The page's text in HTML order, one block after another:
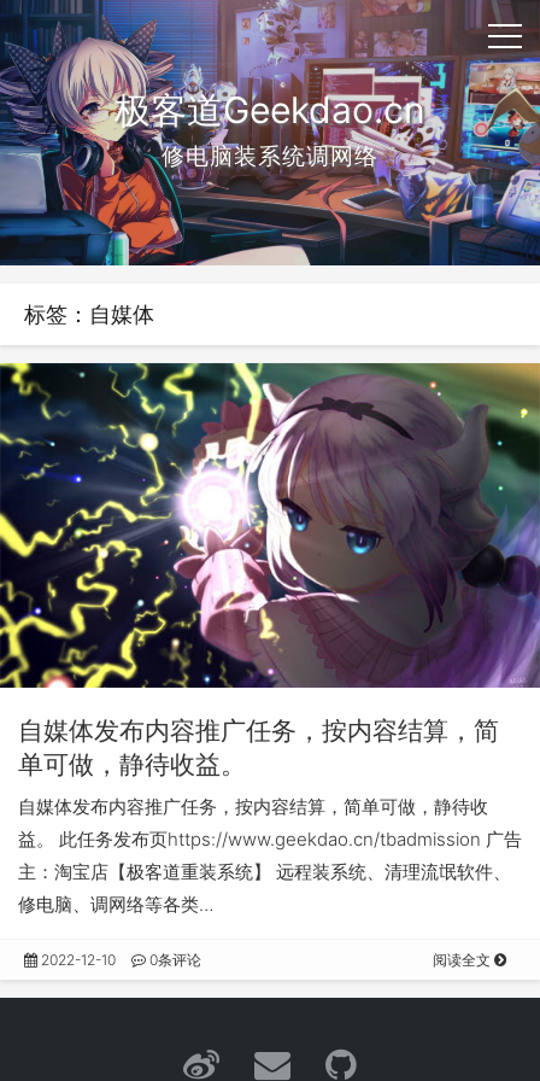
极客道Geekdao.cn
修电脑装系统调网络
标签：自媒体
自媒体发布内容推广任务，按内容结算，简
单可做，静待收益。
自媒体发布内容推广任务，按内容结算，简单可做，静待收
益。 此任务发布页https://www.geekdao.cn/tbadmission 广告
主：淘宝店【极客道重装系统】 远程装系统、清理流氓软件、
修电脑、调网络等各类…
2022-12-10 0条评论 阅读全文